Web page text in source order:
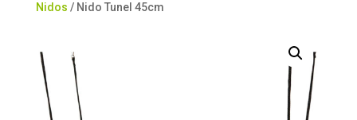
Nidos / Nido Tunel 45cm